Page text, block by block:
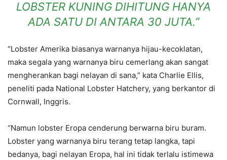
LOBSTER KUNING DIHITUNG HANYA
ADA SATU DI ANTARA 30 JUTA.”
“Lobster Amerika biasanya warnanya hijau-kecoklatan,
maka segala yang warnanya biru cemerlang akan sangat
mengherankan bagi nelayan di sana,” kata Charlie Ellis,
peneliti pada National Lobster Hatchery, yang berkantor di
Cornwall, Inggris.
“Namun lobster Eropa cenderung berwarna biru buram.
Lobster yang warnanya biru terang tetap langka, tapi
bedanya, bagi nelayan Eropa, hal ini tidak terlalu istimewa